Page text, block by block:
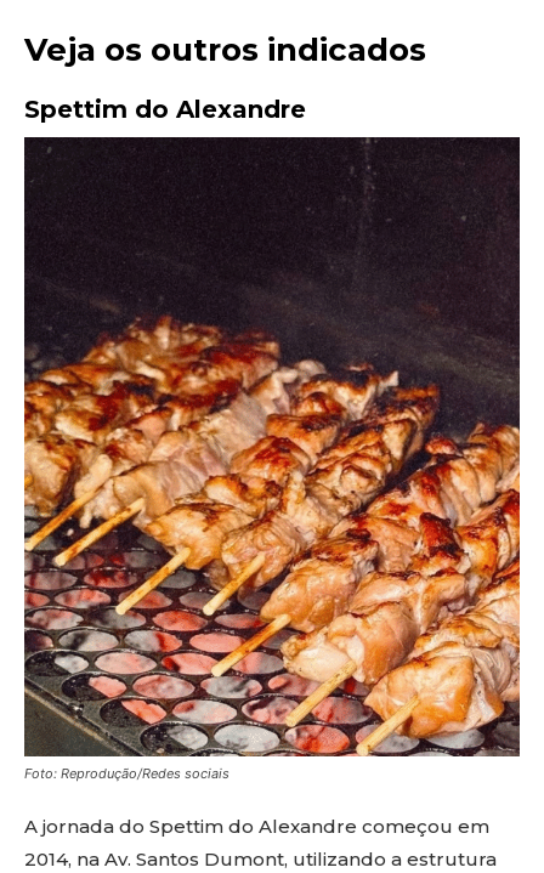
Veja os outros indicados
Spettim do Alexandre
Foto: Reprodução/Redes sociais
A jornada do Spettim do Alexandre começou em
2014, na Av. Santos Dumont, utilizando a estrutura